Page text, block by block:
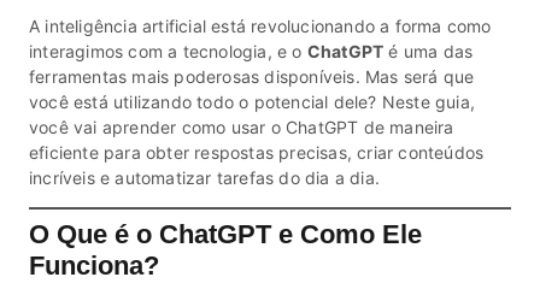
A inteligência artificial está revolucionando a forma como
interagimos com a tecnologia, e o ChatGPT é uma das
ferramentas mais poderosas disponíveis. Mas será que
você está utilizando todo o potencial dele? Neste guia,
você vai aprender como usar o ChatGPT de maneira
eficiente para obter respostas precisas, criar conteúdos
incríveis e automatizar tarefas do dia a dia.
O Que é o ChatGPT e Como Ele
Funciona?